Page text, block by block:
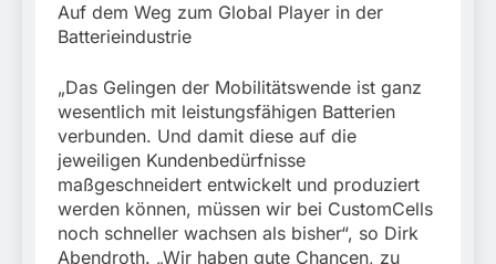
Auf dem Weg zum Global Player in der
Batterieindustrie
„Das Gelingen der Mobilitätswende ist ganz
wesentlich mit leistungsfähigen Batterien
verbunden. Und damit diese auf die
jeweiligen Kundenbedürfnisse
maßgeschneidert entwickelt und produziert
werden können, müssen wir bei CustomCells
noch schneller wachsen als bisher“, so Dirk
Abendroth. „Wir haben gute Chancen, zu